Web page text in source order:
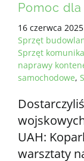
Pomoc
16 czerwca 2025
Sprzęt
Sprzęt
naprawy
samochodowe,
UAH:
warsztaty